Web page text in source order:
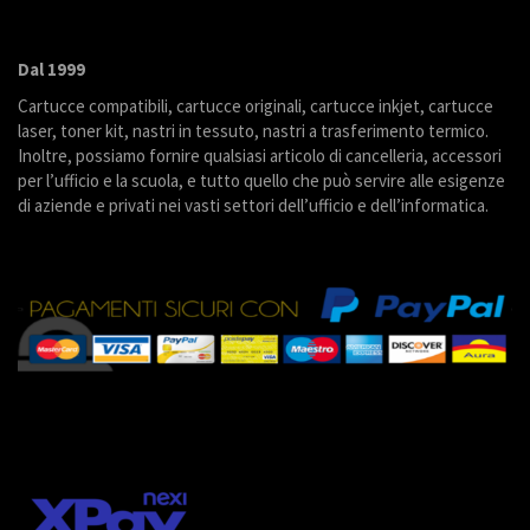
Dal 1999
Cartucce compatibili, cartucce originali, cartucce inkjet, cartucce
laser, toner kit, nastri in tessuto, nastri a trasferimento termico.
Inoltre, possiamo fornire qualsiasi articolo di cancelleria, accessori
per l’ufficio e la scuola, e tutto quello che può servire alle esigenze
di aziende e privati nei vasti settori dell’ufficio e dell’informatica.